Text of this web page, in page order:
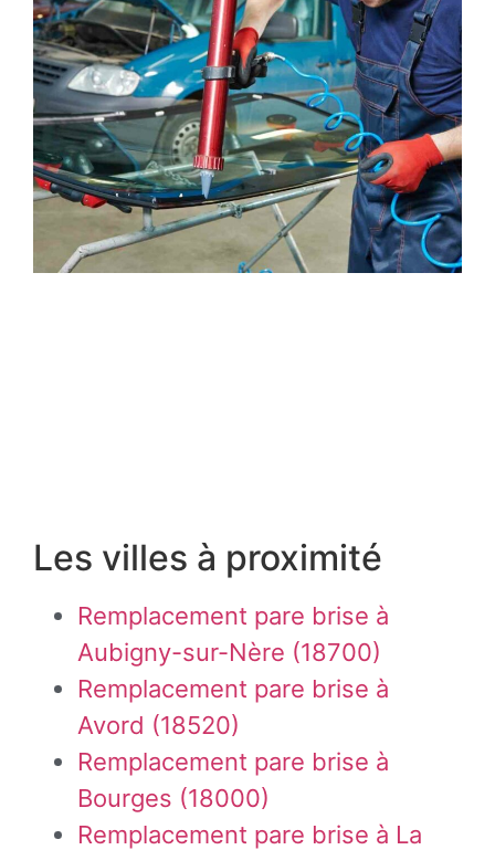
Les villes à proximité
Remplacement pare brise à
Aubigny-sur-Nère (18700)
Remplacement pare brise à
Avord (18520)
Remplacement pare brise à
Bourges (18000)
Remplacement pare brise à La